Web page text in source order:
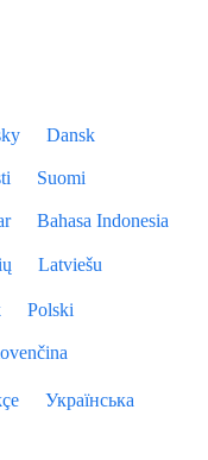
Dansk
Suomi
Bahasa Indonesia
Latviešu
Polski
Українська